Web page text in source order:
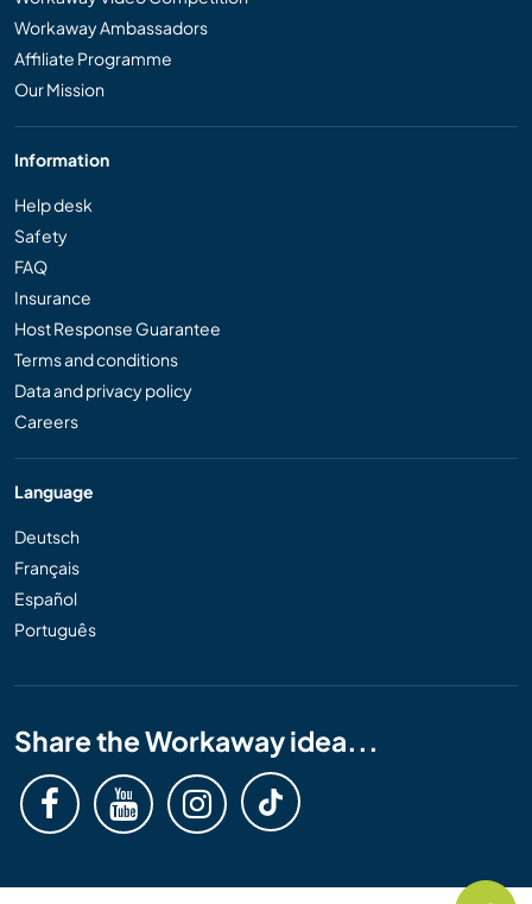
Workaway Ambassadors
Affiliate Programme
Our Mission
Information
Help desk
Safety
FAQ
Insurance
Host Response Guarantee
Terms and conditions
Data and privacy policy
Careers
Language
Deutsch
Français
Español
Português
Share the Workaway idea...